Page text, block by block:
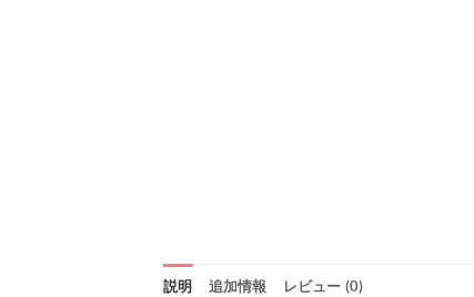
説明 追加情報 レビュー (0)